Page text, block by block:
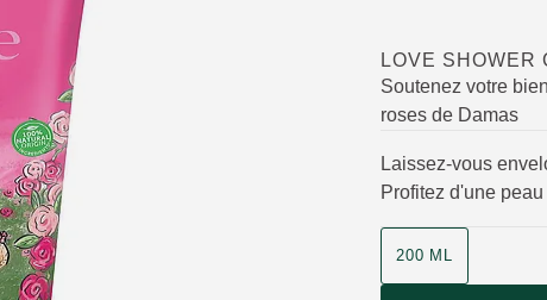
LOVE SHOWER
Soutenez votre
roses de Damas
Laissez-vous
Profitez d'une
200 ML